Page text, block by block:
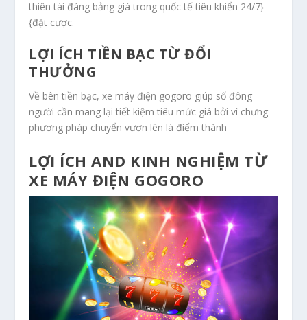
thiên tài đáng bảng giá trong quốc tế tiêu khiển 24/7}
{đặt cược.
LỢI ÍCH TIỀN BẠC TỪ ĐỔI
THƯỞNG
Về bên tiền bạc, xe máy điện gogoro giúp số đông
người cần mang lại tiết kiệm tiêu mức giá bởi vì chưng
phương pháp chuyển vươn lên là điểm thành
LỢI ÍCH AND KINH NGHIỆM TỪ
XE MÁY ĐIỆN GOGORO